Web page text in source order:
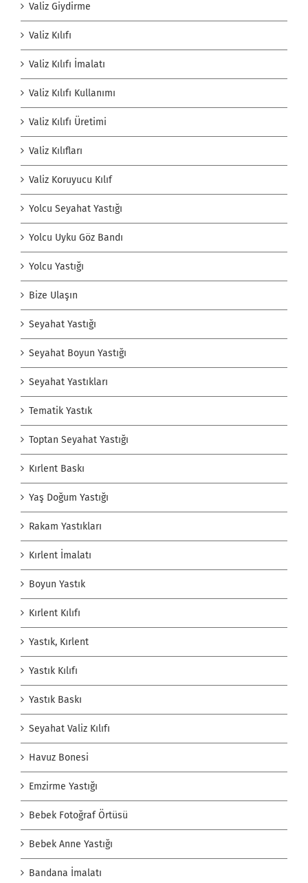
Valiz Giydirme
Valiz Kılıfı
Valiz Kılıfı İmalatı
Valiz Kılıfı Kullanımı
Valiz Kılıfı Üretimi
Valiz Kılıfları
Valiz Koruyucu Kılıf
Yolcu Seyahat Yastığı
Yolcu Uyku Göz Bandı
Yolcu Yastığı
Bize Ulaşın
Seyahat Yastığı
Seyahat Boyun Yastığı
Seyahat Yastıkları
Tematik Yastık
Toptan Seyahat Yastığı
Kırlent Baskı
Yaş Doğum Yastığı
Rakam Yastıkları
Kırlent İmalatı
Boyun Yastık
Kırlent Kılıfı
Yastık, Kırlent
Yastık Kılıfı
Yastık Baskı
Seyahat Valiz Kılıfı
Havuz Bonesi
Emzirme Yastığı
Bebek Fotoğraf Örtüsü
Bebek Anne Yastığı
Bandana İmalatı